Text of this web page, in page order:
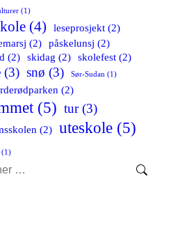
(1)
(4) leseprosjekt (2)
(2) påskelunsj (2)
(2) skidag (2) skolefest (2)
(3) snø (3) Sør-Sudan (1)
(2)
(5) tur(3)
(2) uteskole (5)
(1)